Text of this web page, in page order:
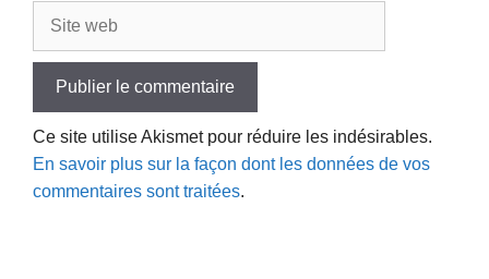
Ce site utilise Akismet pour réduire les indésirables.
En savoir plus sur la façon dont les données de vos
commentaires sont traitées.